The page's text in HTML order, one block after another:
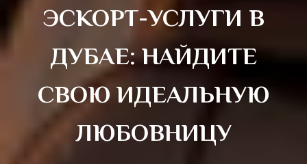
ЭСКОРТ-УСЛУГИ В
ДУБАЕ: НАЙДИТЕ
СВОЮ ИДЕАЛЬНУЮ
ЛЮБОВНИЦУ